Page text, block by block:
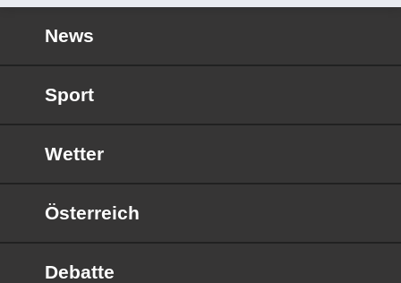
News
Sport
Wetter
Österreich
Debatte